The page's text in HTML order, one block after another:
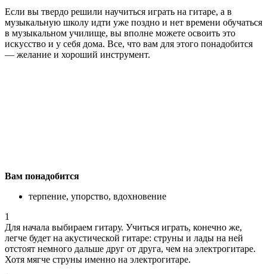
Если вы твердо решили научиться играть на гитаре, а в
музыкальную школу идти уже поздно и нет времени обучаться
в музыкальном училище, вы вполне можете освоить это
искусство и у себя дома. Все, что вам для этого понадобится
— желание и хороший инструмент.
Вам понадобится
терпение, упорство, вдохновение
1
Для начала выбираем гитару. Учиться играть, конечно же,
легче будет на акустической гитаре: струны и лады на ней
отстоят немного дальше друг от друга, чем на электрогитаре.
Хотя мягче струны именно на электрогитаре.